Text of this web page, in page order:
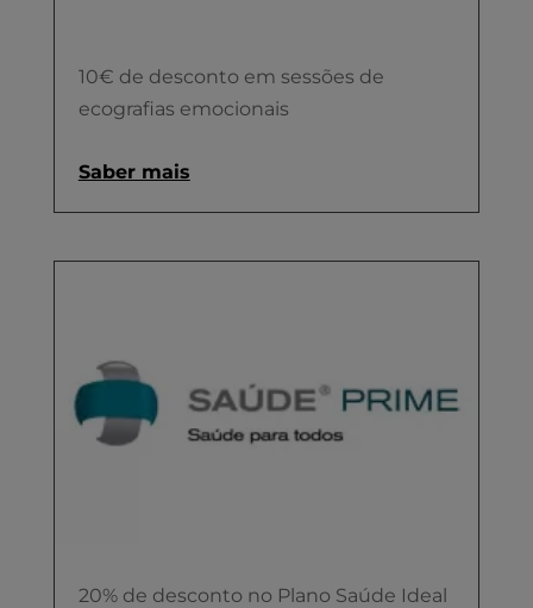
10€ de desconto em sessões de
ecografias emocionais
Saber mais
20% de desconto no Plano Saúde Ideal